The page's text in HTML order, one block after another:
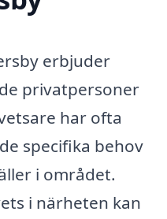
erbjuder
privatpersoner
har ofta
specifika behov
i området.
i närheten kan